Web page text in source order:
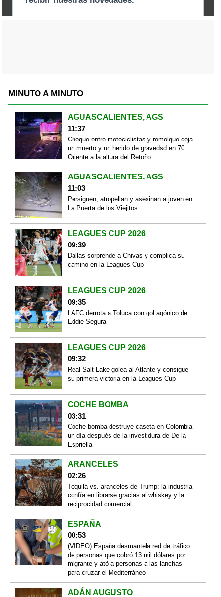
MINUTO A MINUTO
AGUASCALIENTES, AGS
11:37
Choque entre motociclistas y remolque deja
un muerto y un herido de gravedsd en 70
Oriente a la altura del Retoño
AGUASCALIENTES, AGS
11:03
Persiguen, atropellan y asesinan a joven en
La Puerta de los Viejitos
LEAGUES CUP 2026
09:39
Dallas sorprende a Chivas y complica su
camino en la Leagues Cup
LEAGUES CUP 2026
09:35
LAFC derrota a Toluca con gol agónico de
Eddie Segura
LEAGUES CUP 2026
09:32
Real Salt Lake golea al Atlante y consigue
su primera victoria en la Leagues Cup
COCHE BOMBA
03:31
Coche-bomba destruye caseta en Colombia
un día después de la investidura de De la
Espriella
ARANCELES
02:26
Tequila vs. aranceles de Trump: la industria
confía en librarse gracias al whiskey y la
reciprocidad comercial
ESPAÑA
00:53
(VIDEO) España desmantela red de tráfico
de personas que cobró 13 mil dólares por
migrante y ató a personas a las lanchas
para cruzar el Mediterráneo
ADÁN AUGUSTO